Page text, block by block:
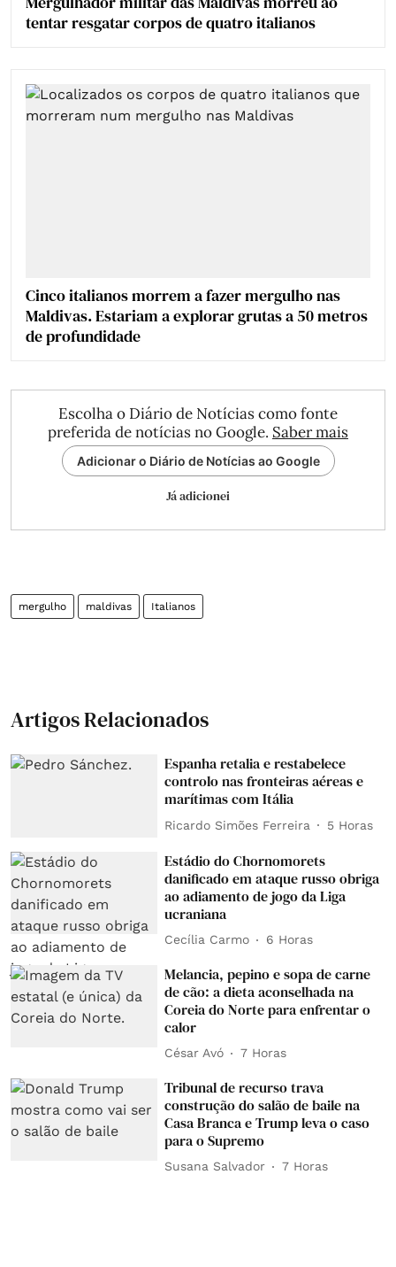
tentar resgatar corpos de quatro italianos
Cinco italianos morrem a fazer mergulho nas
Maldivas. Estariam a explorar grutas a 50 metros
de profundidade
Escolha o Diário de Notícias como fonte
preferida de notícias no Google. Saber mais
Adicionar o Diário de Notícias ao Google
Já adicionei
mergulho maldivas Italianos
Artigos Relacionados
Espanha retalia e restabelece
controlo nas fronteiras aéreas e
marítimas com Itália
Ricardo Simões Ferreira 5 Horas
Estádio do Chornomorets
danificado em ataque russo obriga
ao adiamento de jogo da Liga
ucraniana
Cecília Carmo 6 Horas
Melancia, pepino e sopa de carne
de cão: a dieta aconselhada na
Coreia do Norte para enfrentar o
calor
César Avó 7 Horas
Tribunal de recurso trava
construção do salão de baile na
Casa Branca e Trump leva o caso
para o Supremo
Susana Salvador 7 Horas